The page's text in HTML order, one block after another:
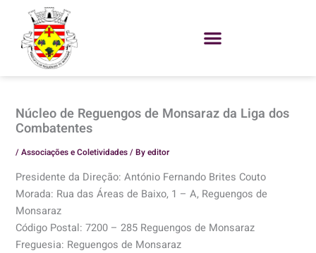
content
Núcleo de Reguengos de Monsaraz da Liga dos
Combatentes
/Associações e Coletividades/ Byeditor
Presidente da Direção: António Fernando Brites Couto
Morada: Rua das Áreas de Baixo, 1 – A, Reguengos de
Monsaraz
Código Postal: 7200 – 285 Reguengos de Monsaraz
Freguesia: Reguengos de Monsaraz